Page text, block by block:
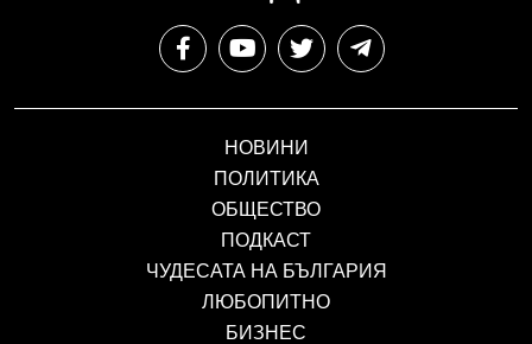
НОВИНИ
ПОЛИТИКА
ОБЩЕСТВО
ПОДКАСТ
ЧУДЕСАТА НА БЪЛГАРИЯ
ЛЮБОПИТНО
БИЗНЕС